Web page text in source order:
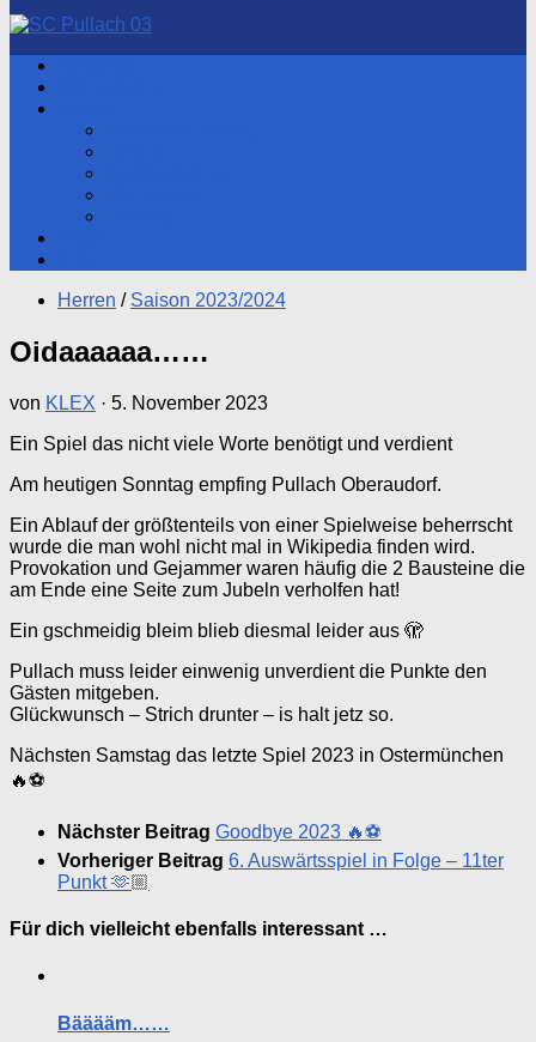
Herren / Saison 2023/2024
Oidaaaaaa……
von KLEX · 5. November 2023
Ein Spiel das nicht viele Worte benötigt und verdient
Am heutigen Sonntag empfing Pullach Oberaudorf.
Ein Ablauf der größtenteils von einer Spielweise beherrscht
wurde die man wohl nicht mal in Wikipedia finden wird.
Provokation und Gejammer waren häufig die 2 Bausteine die
am Ende eine Seite zum Jubeln verholfen hat!
Ein gschmeidig bleim blieb diesmal leider aus 🫣
Pullach muss leider einwenig unverdient die Punkte den
Gästen mitgeben.
Glückwunsch – Strich drunter – is halt jetz so.
Nächsten Samstag das letzte Spiel 2023 in Ostermünchen
🔥⚽️
Nächster Beitrag Goodbye 2023 🔥⚽️
Vorheriger Beitrag 6. Auswärtsspiel in Folge – 11ter
Punkt 🫶🏼
Für dich vielleicht ebenfalls interessant …
Bääääm……